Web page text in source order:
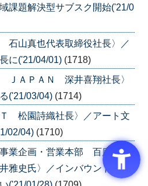
課題解決型サブスク開始('21/0
山真也代表取締役社長〉／
に('21/04/01) (1718)
ＪＡＰＡＮ 深井喜翔社長〉
('21/03/04) (1714)
松園詩織社長〉／アート文
02/04) (1710)
業企画・営業本部 百度事業
史氏〉／インバウンド消滅